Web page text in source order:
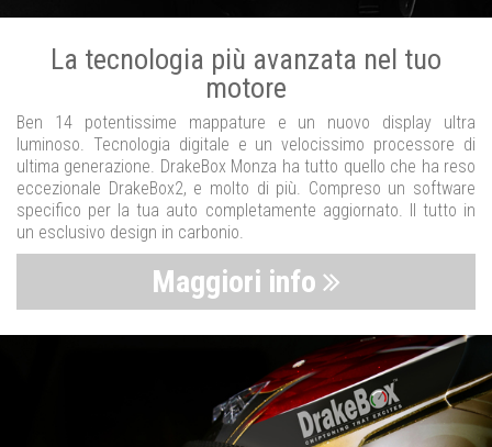
La tecnologia più avanzata nel tuo
motore
Ben 14 potentissime mappature e un nuovo display ultra
luminoso. Tecnologia digitale e un velocissimo processore di
ultima generazione. DrakeBox Monza ha tutto quello che ha reso
eccezionale DrakeBox2, e molto di più. Compreso un software
specifico per la tua auto completamente aggiornato. Il tutto in
un esclusivo design in carbonio.
Maggiori info